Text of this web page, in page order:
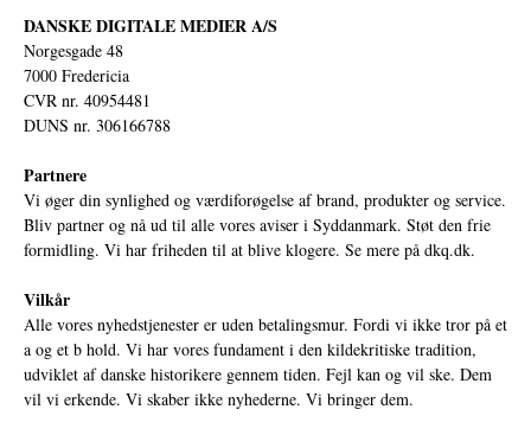
DANSKE DIGITALE MEDIER A/S
Norgesgade 48
7000 Fredericia
CVR nr. 40954481
DUNS nr. 306166788
Partnere
Vi øger din synlighed og værdiforøgelse af brand, produkter og service.
Bliv partner og nå ud til alle vores aviser i Syddanmark. Støt den frie
formidling. Vi har friheden til at blive klogere. Se mere på dkq.dk.
Vilkår
Alle vores nyhedstjenester er uden betalingsmur. Fordi vi ikke tror på et
a og et b hold. Vi har vores fundament i den kildekritiske tradition,
udviklet af danske historikere gennem tiden. Fejl kan og vil ske. Dem
vil vi erkende. Vi skaber ikke nyhederne. Vi bringer dem.